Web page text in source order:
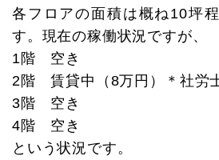
各フロアの面積は概ね10坪
す。現在の稼働状況ですが、
1階 空き
2階 賃貸中（8万円）＊社労
3階 空き
4階 空き
という状況です。